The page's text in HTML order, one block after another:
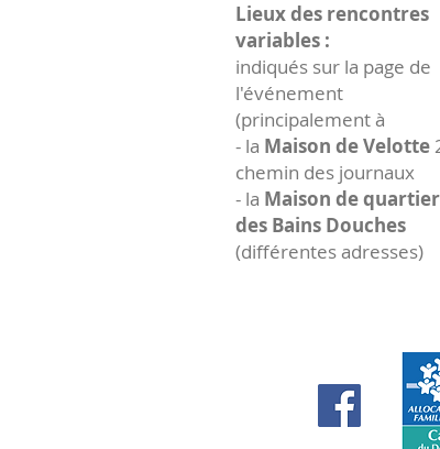
Lieux des rencontres
variables :
indiqués sur la page de
l'événement
(principalement à
- la Maison de Velotte
chemin des journaux
- la Maison de quartier
des Bains Douches
(différentes adresses)